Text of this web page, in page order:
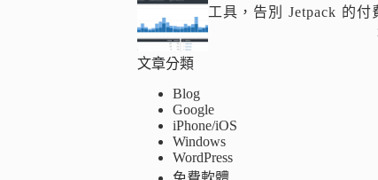
工具，告別 Jetpack 的付
文章分類
Blog
Google
iPhone/iOS
Windows
WordPress